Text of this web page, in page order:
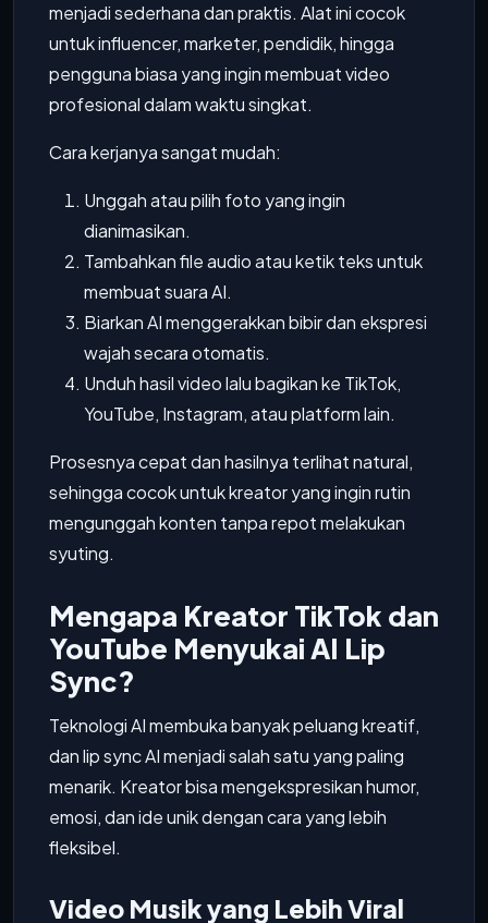
menjadi sederhana dan praktis. Alat ini cocok
untuk influencer, marketer, pendidik, hingga
pengguna biasa yang ingin membuat video
profesional dalam waktu singkat.
Cara kerjanya sangat mudah:
Unggah atau pilih foto yang ingin
dianimasikan.
Tambahkan file audio atau ketik teks untuk
membuat suara AI.
Biarkan AI menggerakkan bibir dan ekspresi
wajah secara otomatis.
Unduh hasil video lalu bagikan ke TikTok,
YouTube, Instagram, atau platform lain.
Prosesnya cepat dan hasilnya terlihat natural,
sehingga cocok untuk kreator yang ingin rutin
mengunggah konten tanpa repot melakukan
syuting.
Mengapa Kreator TikTok dan
YouTube Menyukai AI Lip
Sync?
Teknologi AI membuka banyak peluang kreatif,
dan lip sync AI menjadi salah satu yang paling
menarik. Kreator bisa mengekspresikan humor,
emosi, dan ide unik dengan cara yang lebih
fleksibel.
Video Musik yang Lebih Viral